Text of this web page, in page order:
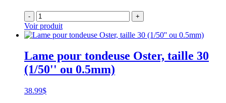
- +
Voir produit
Lame pour tondeuse Oster, taille 30
(1/50'' ou 0.5mm)
38.99$